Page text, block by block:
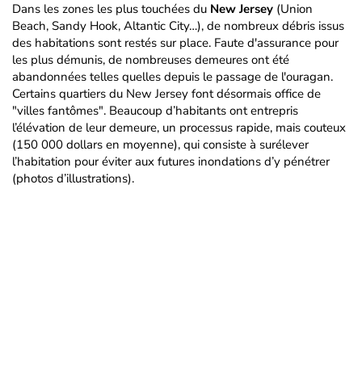
Dans les zones les plus touchées du New Jersey (Union
Beach, Sandy Hook, Altantic City…), de nombreux débris issus
des habitations sont restés sur place. Faute d'assurance pour
les plus démunis, de nombreuses demeures ont été
abandonnées telles quelles depuis le passage de l'ouragan.
Certains quartiers du New Jersey font désormais office de
"villes fantômes". Beaucoup d’habitants ont entrepris
l’élévation de leur demeure, un processus rapide, mais couteux
(150 000 dollars en moyenne), qui consiste à surélever
l’habitation pour éviter aux futures inondations d’y pénétrer
(photos d’illustrations).